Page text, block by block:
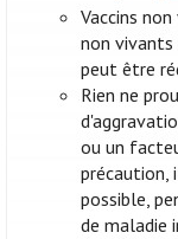
Vaccins
non vivants
peut être
Rien ne
ou un
précaution,
possible,
de maladie